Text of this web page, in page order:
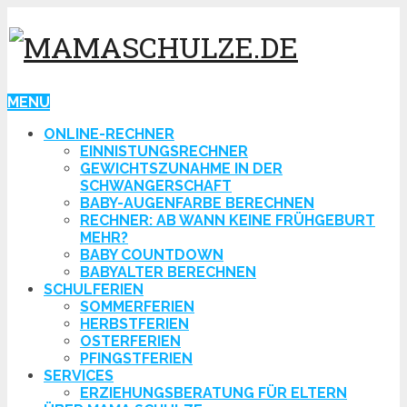
MENU
ONLINE-RECHNER
EINNISTUNGSRECHNER
GEWICHTSZUNAHME IN DER
SCHWANGERSCHAFT
BABY-AUGENFARBE BERECHNEN
RECHNER: AB WANN KEINE FRÜHGEBURT
MEHR?
BABY COUNTDOWN
BABYALTER BERECHNEN
SCHULFERIEN
SOMMERFERIEN
HERBSTFERIEN
OSTERFERIEN
PFINGSTFERIEN
SERVICES
ERZIEHUNGSBERATUNG FÜR ELTERN